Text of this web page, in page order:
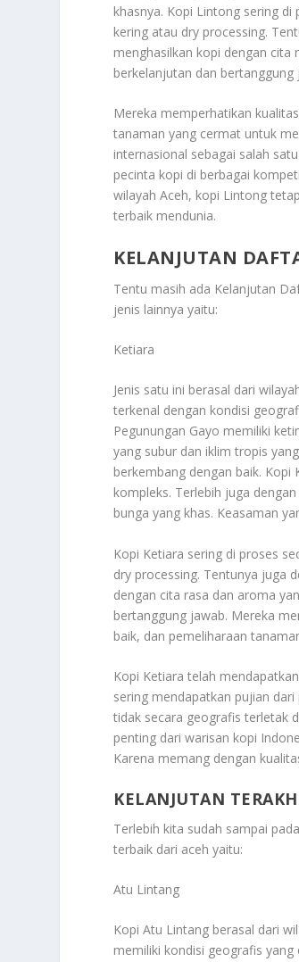
khasnya. Kopi Lintong sering
kering atau dry processing.
menghasilkan kopi dengan
berkelanjutan dan bertanggung
Mereka memperhatikan
tanaman yang cermat untuk
internasional sebagai salah
pecinta kopi di berbagai
wilayah Aceh, kopi Lintong
terbaik mendunia.
KELANJUTAN
Tentu masih ada Kelanjutan
jenis lainnya yaitu:
Ketiara
Jenis satu ini berasal dari
terkenal dengan kondisi
Pegunungan Gayo memiliki
yang subur dan iklim tropis
berkembang dengan baik.
kompleks. Terlebih juga
bunga yang khas. Keasaman
Kopi Ketiara sering di proses
dry processing. Tentunya juga
dengan cita rasa dan aroma
bertanggung jawab. Mereka
baik, dan pemeliharaan
Kopi Ketiara telah
sering mendapatkan pujian
tidak secara geografis terletak
penting dari warisan kopi
Karena memang dengan
KELANJUTAN
Terlebih kita sudah sampai pada
terbaik dari aceh yaitu:
Atu Lintang
Kopi Atu Lintang berasal dari
memiliki kondisi geografis